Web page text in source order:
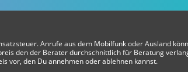
Anrufe aus dem Mobilfunk oder Ausland
den der Berater durchschnittlich für Beratung
vor, den Du annehmen oder ablehnen kannst.